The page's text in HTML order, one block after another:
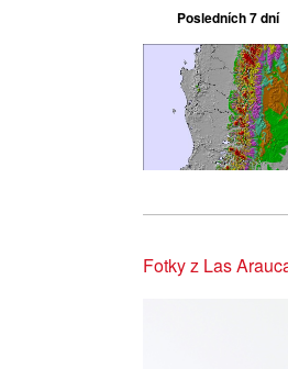
Posledních 7 dní
Fotky z Las